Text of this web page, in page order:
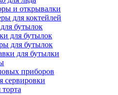
и открывалки
для коктейлей
бутылок
для бутылок
для бутылок
для бутылки
приборов
сервировки